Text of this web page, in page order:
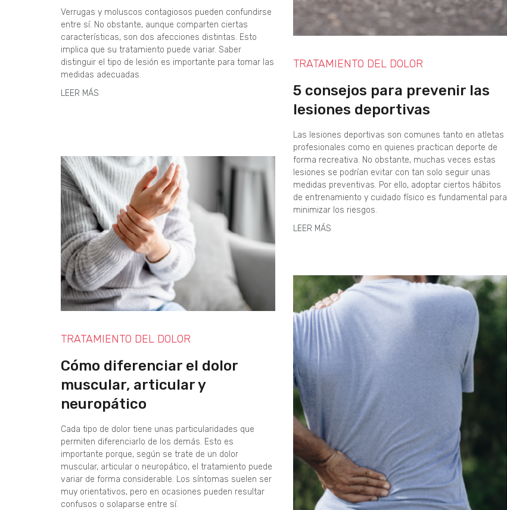
Verrugas y moluscos contagiosos pueden confundirse
entre sí. No obstante, aunque comparten ciertas
características, son dos afecciones distintas. Esto
implica que su tratamiento puede variar. Saber
distinguir el tipo de lesión es importante para tomar las
medidas adecuadas.
LEER MÁS
TRATAMIENTO DEL DOLOR
5 consejos para prevenir las
lesiones deportivas
Las lesiones deportivas son comunes tanto en atletas
profesionales como en quienes practican deporte de
forma recreativa. No obstante, muchas veces estas
lesiones se podrían evitar con tan solo seguir unas
medidas preventivas. Por ello, adoptar ciertos hábitos
de entrenamiento y cuidado físico es fundamental para
minimizar los riesgos.
LEER MÁS
TRATAMIENTO DEL DOLOR
Cómo diferenciar el dolor
muscular, articular y
neuropático
Cada tipo de dolor tiene unas particularidades que
permiten diferenciarlo de los demás. Esto es
importante porque, según se trate de un dolor
muscular, articular o neuropático, el tratamiento puede
variar de forma considerable. Los síntomas suelen ser
muy orientativos, pero en ocasiones pueden resultar
confusos o solaparse entre sí.